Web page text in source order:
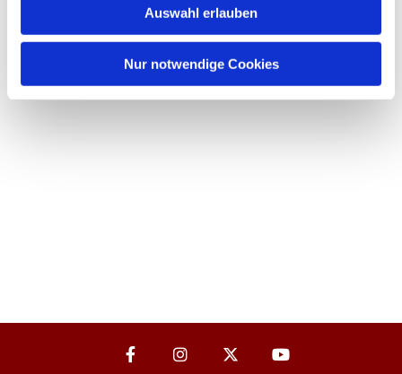
Auswahl erlauben
Nur notwendige Cookies